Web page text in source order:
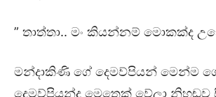
” තාත්තා.. මං කියන්නම් මොකක්ද
මන්දාකිණි ගේ දෙමව්පියන් මෙන්ම
දෙමව්පියන්ද මෙතෙක් වේලා නිහඬව